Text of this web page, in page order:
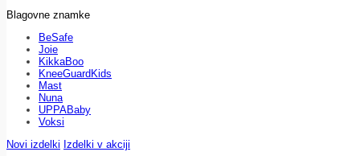
Blagovne znamke
BeSafe
Joie
KikkaBoo
KneeGuardKids
Mast
Nuna
UPPABaby
Voksi
Novi izdelki Izdelki v akciji